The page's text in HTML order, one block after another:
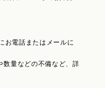
お電話またはメールに
数量などの不備など、詳